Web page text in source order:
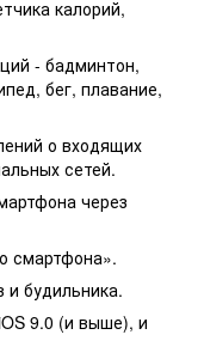
калорий,
- бадминтон,
бег, плавание,
о входящих
сетей.
через
смартфона».
будильника.
9.0 (и выше), и